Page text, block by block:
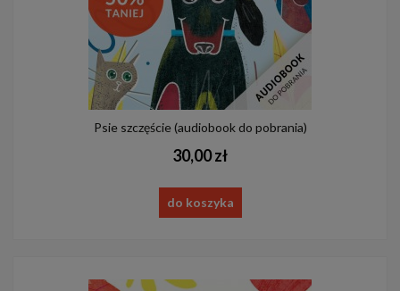
Psie szczęście (audiobook do pobrania)
30,00 zł
do koszyka